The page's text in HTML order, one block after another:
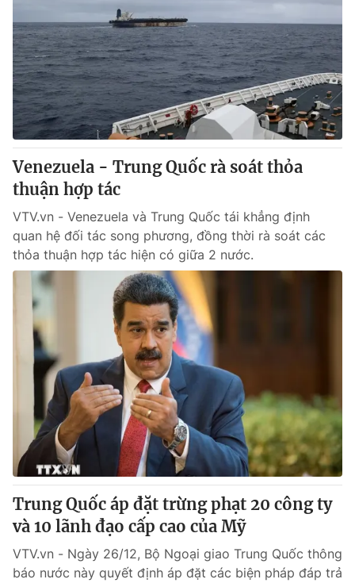
Venezuela - Trung Quốc rà soát thỏa
thuận hợp tác
VTV.vn - Venezuela và Trung Quốc tái khẳng định
quan hệ đối tác song phương, đồng thời rà soát các
thỏa thuận hợp tác hiện có giữa 2 nước.
Trung Quốc áp đặt trừng phạt 20 công ty
và 10 lãnh đạo cấp cao của Mỹ
VTV.vn - Ngày 26/12, Bộ Ngoại giao Trung Quốc thông
báo nước này quyết định áp đặt các biện pháp đáp trả